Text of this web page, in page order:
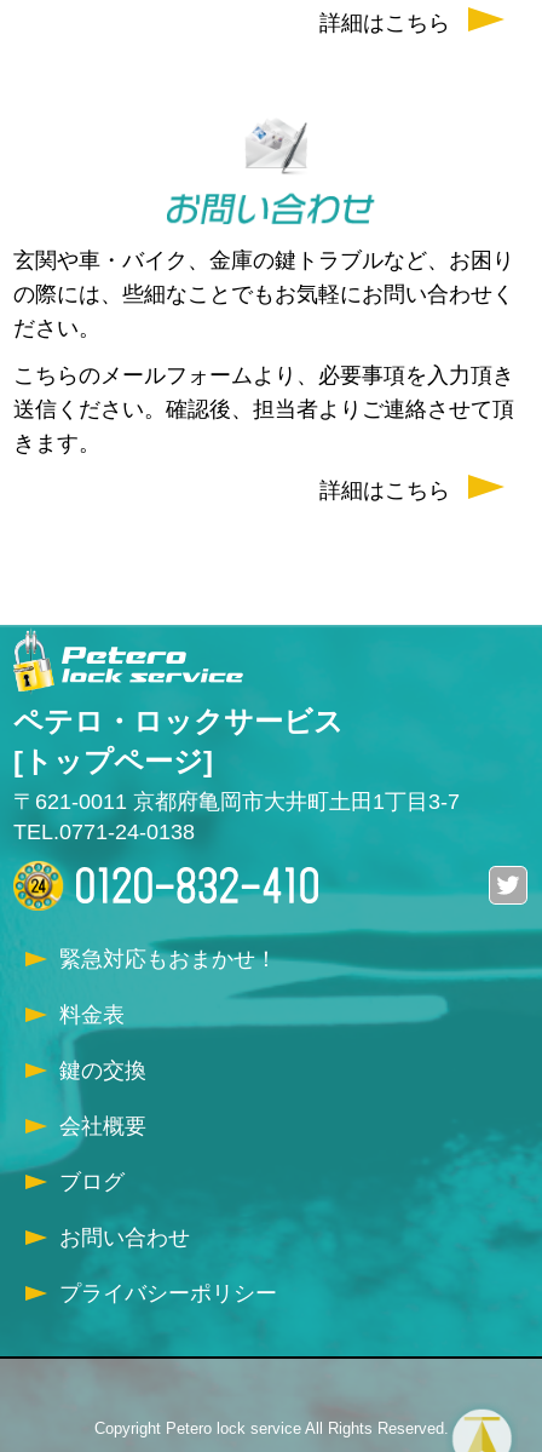
詳細はこちら
玄関や車・バイク、金庫の鍵トラブルなど、お困り
の際には、些細なことでもお気軽にお問い合わせく
ださい。
こちらのメールフォームより、必要事項を入力頂き
送信ください。確認後、担当者よりご連絡させて頂
きます。
詳細はこちら
ペテロ・ロックサービス
[トップページ]
〒621-0011 京都府亀岡市大井町土田1丁目3-7
TEL.0771-24-0138
緊急対応もおまかせ！
料金表
鍵の交換
会社概要
ブログ
お問い合わせ
プライバシーポリシー
Copyright Petero lock service All Rights Reserved.